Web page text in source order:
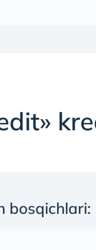
bosqichlari: